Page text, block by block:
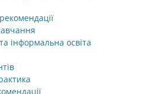
інформальна освіта